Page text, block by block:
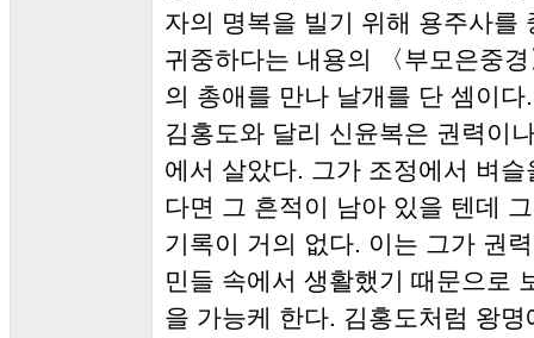
자의 명복을 빌기 위해 용주사를
귀중하다는 내용의 〈부모은중
의 총애를 만나 날개를 단 셈이다.
김홍도와 달리 신윤복은 권력이
에서 살았다. 그가 조정에서 벼
다면 그 흔적이 남아 있을 텐데
기록이 거의 없다. 이는 그가 권
민들 속에서 생활했기 때문으로
을 가능케 한다. 김홍도처럼 왕